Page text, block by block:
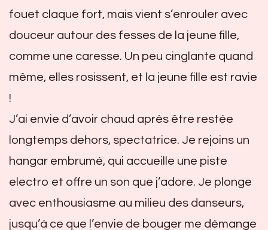
fouet claque fort, mais vient s’enrouler avec
douceur autour des fesses de la jeune fille,
comme une caresse. Un peu cinglante quand
même, elles rosissent, et la jeune fille est ravie
!
J’ai envie d’avoir chaud après être restée
longtemps dehors, spectatrice. Je rejoins un
hangar embrumé, qui accueille une piste
electro et offre un son que j’adore. Je plonge
avec enthousiasme au milieu des danseurs,
jusqu’à ce que l’envie de bouger me démange